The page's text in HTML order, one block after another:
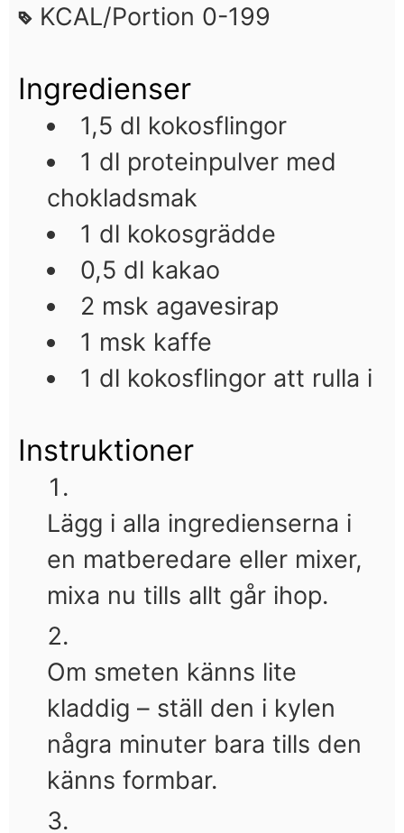
KCAL/Portion 0-199
Ingredienser
1,5 dl kokosflingor
1 dl proteinpulver med
chokladsmak
1 dl kokosgrädde
0,5 dl kakao
2 msk agavesirap
1 msk kaffe
1 dl kokosflingor att rulla i
Instruktioner
Lägg i alla ingredienserna i
en matberedare eller mixer,
mixa nu tills allt går ihop.
Om smeten känns lite
kladdig – ställ den i kylen
några minuter bara tills den
känns formbar.